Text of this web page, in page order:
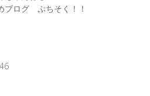
ブログ ぷちそく！！